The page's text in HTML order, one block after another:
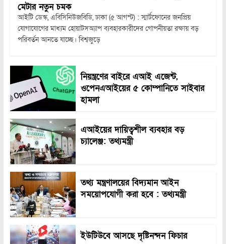
মেটার নতুন চমক
আইটি ডেস্ক, এবিসিনিউজবিডি, ঢাকা (৫ আগস্ট) : স্মার্টফোনের জনপ্রিয়
যোগাযোগের মাধ্যম হোয়াটসঅ্যাপ ব্যবহারকারীদের গোপনীয়তা রক্ষায় বড়
পরিবর্তন আনতে যাচ্ছে। বিশ্বজুড়ে
নিয়ন্ত্রণের বাইরে এআই এজেন্ট,
ওপেনএআইয়ের ৫ কোম্পানিতে সাইবার
হামলা
এআইয়ের দায়িত্বশীল ব্যবহার বড়
চ্যালেঞ্জ: তথ্যমন্ত্রী
তথ্য মন্ত্রণালয়ের বিদ্যমান আইন
সময়োপযোগী করা হবে : তথ্যমন্ত্রী
ইউটিউবে আসছে দৃষ্টিনন্দন ফিচার